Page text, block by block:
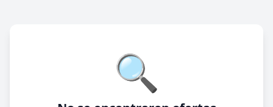
🔍 Buscar
Modalidad de trabajo🔍